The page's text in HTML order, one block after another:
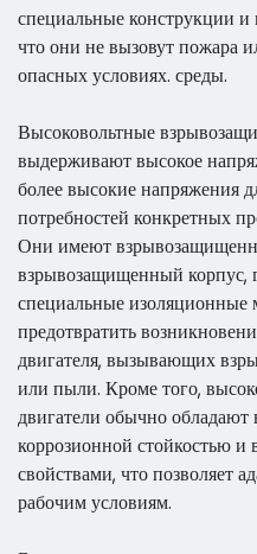
специальные конструкции
что они не вызовут пожара
опасных условиях. среды.
Высоковольтные
выдерживают высокое
более высокие напряжения
потребностей конкретных
Они имеют
взрывозащищенный корпус,
специальные изоляционные
предотвратить
двигателя, вызывающих
или пыли. Кроме того,
двигатели обычно обладают
коррозионной стойкостью
свойствами, что позволяет
рабочим условиям.